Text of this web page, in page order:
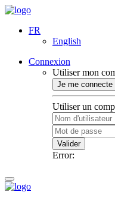
FR
English
Connexion
Utiliser mon
Je me connecte
Utiliser un
Valider
Error: